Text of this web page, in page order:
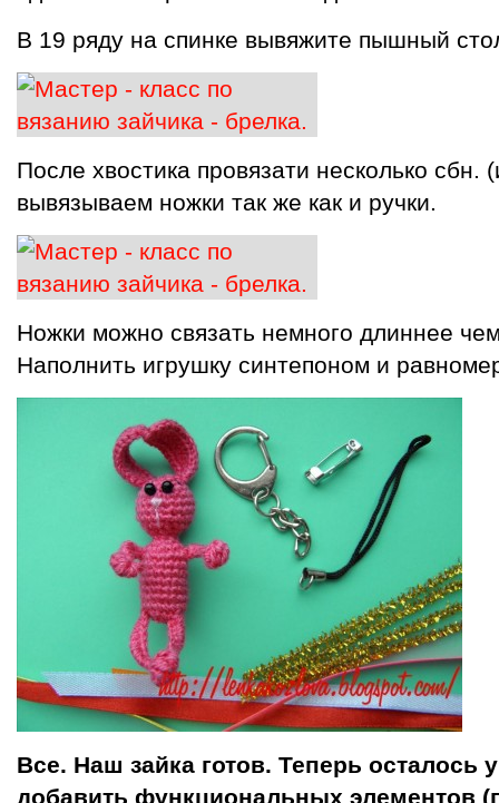
В 19 ряду на спинке вывяжите пышный
После хвостика провязати несколько сбн.
вывязываем ножки так же как и ручки.
Ножки можно связать немного длиннее
Наполнить игрушку синтепоном и
Все. Наш зайка готов. Теперь осталось
добавить функциональных элементов